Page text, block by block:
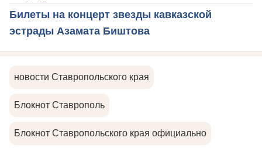
Билеты на концерт звезды кавказской
эстрады Азамата Биштова
новости Ставропольского края
Блокнот Ставрополь
Блокнот Ставропольского края официально